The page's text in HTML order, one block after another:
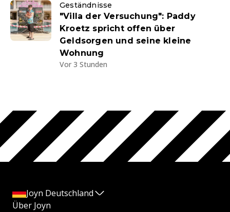
Geständnisse
"Villa der Versuchung": Paddy
Kroetz spricht offen über
Geldsorgen und seine kleine
Wohnung
Vor 3 Stunden
Joyn Deutschland
Über Joyn